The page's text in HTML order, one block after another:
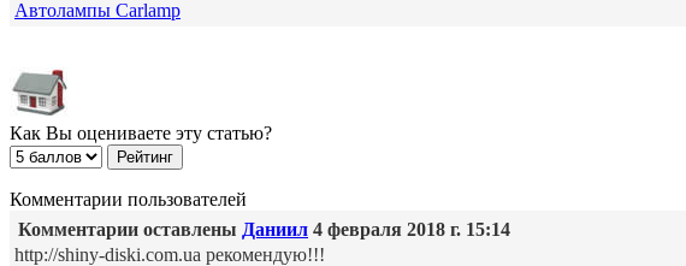
Автолампы Carlamp
Как Вы оцениваете эту статью?
Комментарии пользователей
Комментарии оставлены Даниил 4 февраля 2018 г. 15:14
http://shiny-diski.com.ua рекомендую!!!